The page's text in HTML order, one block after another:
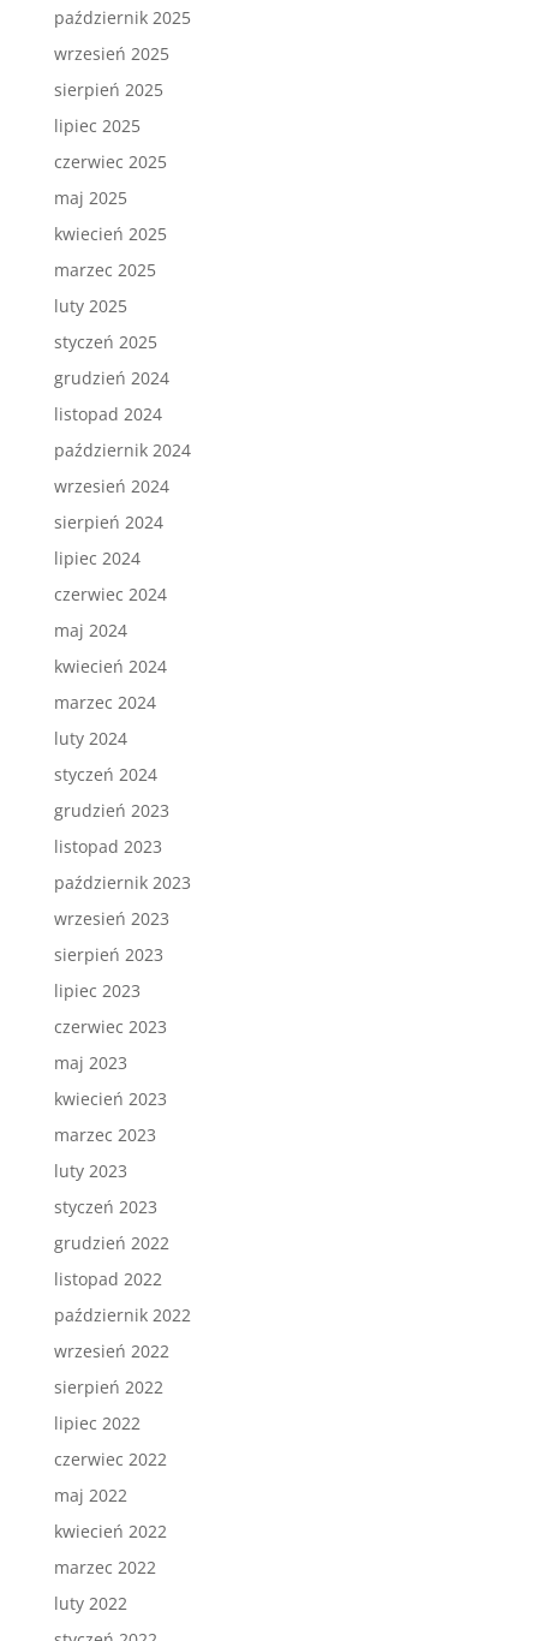
październik 2025
wrzesień 2025
sierpień 2025
lipiec 2025
czerwiec 2025
maj 2025
kwiecień 2025
marzec 2025
luty 2025
styczeń 2025
grudzień 2024
listopad 2024
październik 2024
wrzesień 2024
sierpień 2024
lipiec 2024
czerwiec 2024
maj 2024
kwiecień 2024
marzec 2024
luty 2024
styczeń 2024
grudzień 2023
listopad 2023
październik 2023
wrzesień 2023
sierpień 2023
lipiec 2023
czerwiec 2023
maj 2023
kwiecień 2023
marzec 2023
luty 2023
styczeń 2023
grudzień 2022
listopad 2022
październik 2022
wrzesień 2022
sierpień 2022
lipiec 2022
czerwiec 2022
maj 2022
kwiecień 2022
marzec 2022
luty 2022